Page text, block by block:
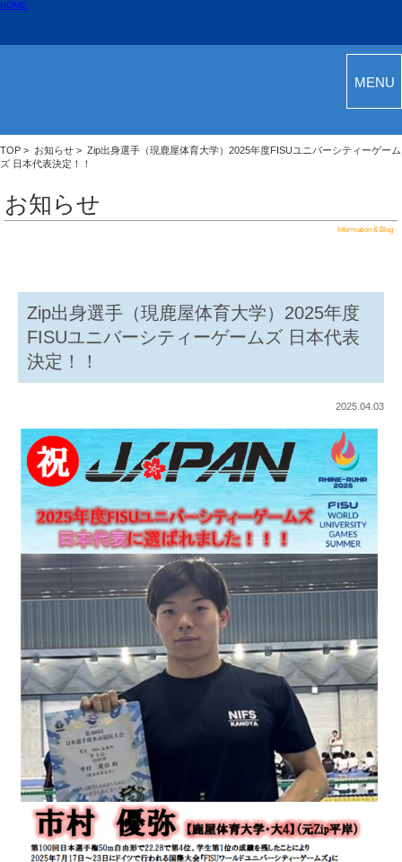
MENU
HOME
TOP > お知らせ > Zip出身選手（現鹿屋体育大学）2025年度FISUユニバーシティーゲーム
ズ 日本代表決定！！
お知らせ
Information & Blog
Zip出身選手（現鹿屋体育大学）2025年度
FISUユニバーシティーゲームズ 日本代表
決定！！
2025.04.03